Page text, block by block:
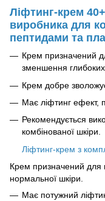
Ліфтинг-крем
виробника для
пептидами та
Крем призначений
зменшення
Крем добре
Має ліфтинг ефект,
Рекомендується
комбінованої шкіри.
Ліфтинг-крем з
Крем призначений для
нормальної шкіри.
Має потужний